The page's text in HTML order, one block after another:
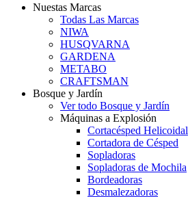
Nuestas Marcas
Todas Las Marcas
NIWA
HUSQVARNA
GARDENA
METABO
CRAFTSMAN
Bosque y Jardín
Ver todo Bosque y Jardín
Máquinas a Explosión
Cortacésped Helicoidal
Cortadora de Césped
Sopladoras
Sopladoras de Mochila
Bordeadoras
Desmalezadoras